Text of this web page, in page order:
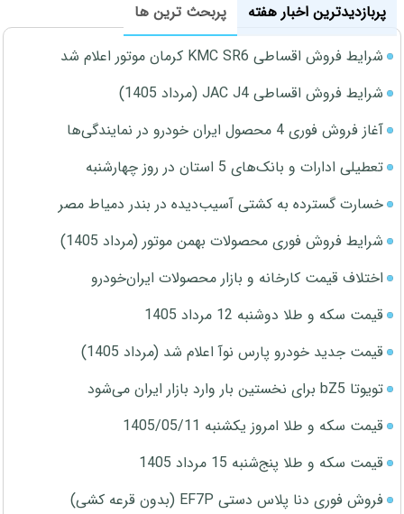
پربازدیدترین اخبار هفته
پربحث ترین ها
شرایط فروش اقساطی KMC SR6 کرمان موتور اعلام شد
شرایط فروش اقساطی JAC J4 (مرداد 1405)
آغاز فروش فوری 4 محصول ایران خودرو در نمایندگی‌ها
تعطیلی ادارات و بانک‌های 5 استان در روز چهارشنبه
خسارت گسترده به کشتی آسیب‌دیده در بندر دمیاط مصر
شرایط فروش فوری محصولات بهمن موتور (مرداد 1405)
اختلاف قیمت کارخانه و بازار محصولات ایران‌خودرو
قیمت سکه و طلا دوشنبه 12 مرداد 1405
قیمت جدید خودرو پارس نوآ اعلام شد (مرداد 1405)
تویوتا bZ5 برای نخستین بار وارد بازار ایران می‌شود
قیمت سکه و طلا امروز یکشنبه 1405/05/11
قیمت سکه و طلا پنج‌شنبه 15 مرداد 1405
فروش فوری دنا پلاس دستی EF7P (بدون قرعه کشی)